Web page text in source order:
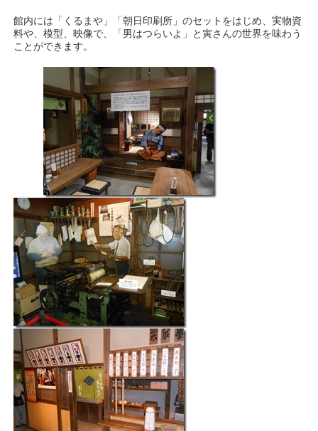
館内には「くるまや」「朝日印刷所」のセットをはじめ、実物資
料や、模型、映像で、「男はつらいよ」と寅さんの世界を味わう
ことができます。